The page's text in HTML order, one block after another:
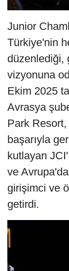
Junior
Türkiye'nin
düzenlediği,
vizyonuna
Ekim 2025
Avrasya
Park
başarıyla
kutlayan
ve
girişimci ve
getirdi.